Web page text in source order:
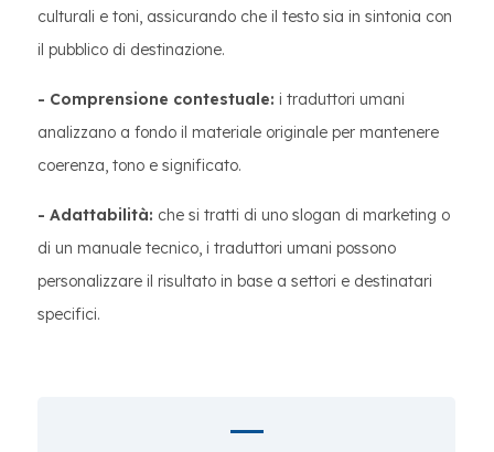
culturali e toni, assicurando che il testo sia in sintonia con
il pubblico di destinazione.
- Comprensione contestuale: i traduttori umani
analizzano a fondo il materiale originale per mantenere
coerenza, tono e significato.
- Adattabilità: che si tratti di uno slogan di marketing o
di un manuale tecnico, i traduttori umani possono
personalizzare il risultato in base a settori e destinatari
specifici.